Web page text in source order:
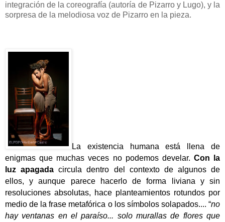
integración de la coreografía (autoría de Pizarro y Lugo), y la
sorpresa de la melodiosa voz de Pizarro en la pieza.
La existencia humana está llena de
enigmas que muchas veces no podemos develar. Con la
luz apagada circula dentro del contexto de algunos de
ellos, y aunque parece hacerlo de forma liviana y sin
resoluciones absolutas, hace planteamientos rotundos por
medio de la frase metafórica o los símbolos solapados.... “no
hay ventanas en el paraíso... solo murallas de flores que